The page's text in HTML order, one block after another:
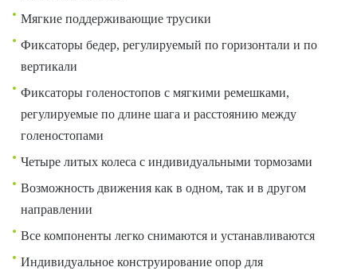
Мягкие поддерживающие трусики
Фиксаторы бедер, регулируемый по горизонтали и по
вертикали
Фиксаторы голеностопов с мягкими ремешками,
регулируемые по длине шага и расстоянию между
голеностопами
Четыре литых колеса с индивидуальными тормозами
Возможность движения как в одном, так и в другом
направлении
Все компоненты легко снимаются и устанавливаются
Индивидуальное конструирование опор для